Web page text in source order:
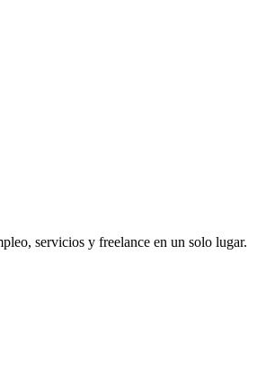
servicios y freelance en un solo lugar.